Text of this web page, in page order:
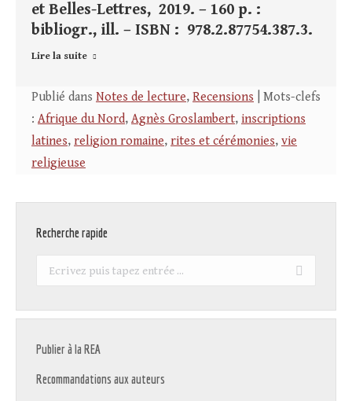
et Belles-Lettres, 2019. – 160 p. :
bibliogr., ill. – ISBN : 978.2.87754.387.3.
Lire la suite
Publié dans Notes de lecture, Recensions | Mots-clefs
: Afrique du Nord, Agnès Groslambert, inscriptions
latines, religion romaine, rites et cérémonies, vie
religieuse
Recherche rapide
Recherche
Publier à la REA
Recommandations aux auteurs